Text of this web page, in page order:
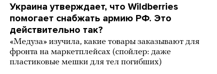
Украина утверждает, что Wildberries
помогает снабжать армию РФ. Это
действительно так?
«Медуза» изучила, какие товары заказывают для
фронта на маркетплейсах (спойлер: даже
пластиковые мешки для тел погибших)